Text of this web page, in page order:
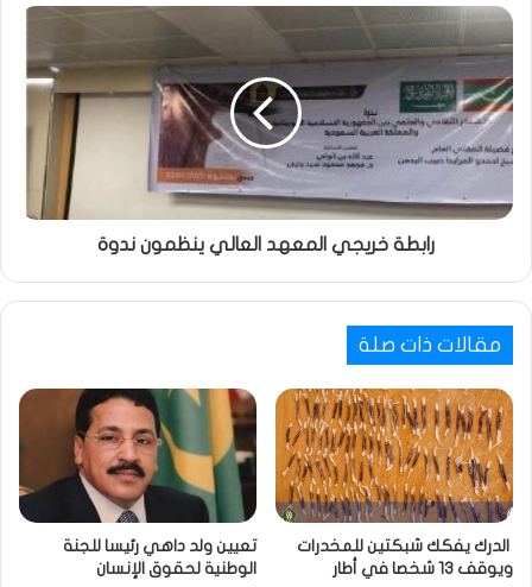
رابطة خريجي المعهد العالي ينظمون ندوة
مقالات ذات صلة
الدرك يفكك شبكتين للمخدرات
ويوقف 13 شخصا في أطار
تعيين ولد داهي رئيسا للجنة
الوطنية لحقوق الإنسان